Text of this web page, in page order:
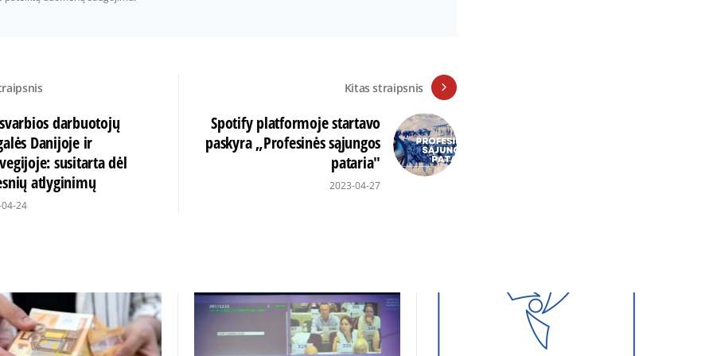
darbuotojų
Danijoje ir
susitarta dėl
atlyginimų
24
Kitas straipsnis
Spotify platformoje startavo
paskyra „Profesinės sąjungos
pataria"
2023-04-27